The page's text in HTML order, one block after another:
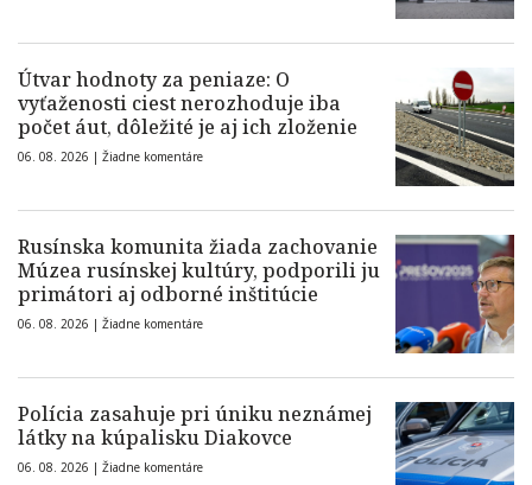
Útvar hodnoty za peniaze: O
vyťaženosti ciest nerozhoduje iba
počet áut, dôležité je aj ich zloženie
06. 08. 2026 | Žiadne komentáre
Rusínska komunita žiada zachovanie
Múzea rusínskej kultúry, podporili ju
primátori aj odborné inštitúcie
06. 08. 2026 | Žiadne komentáre
Polícia zasahuje pri úniku neznámej
látky na kúpalisku Diakovce
06. 08. 2026 | Žiadne komentáre